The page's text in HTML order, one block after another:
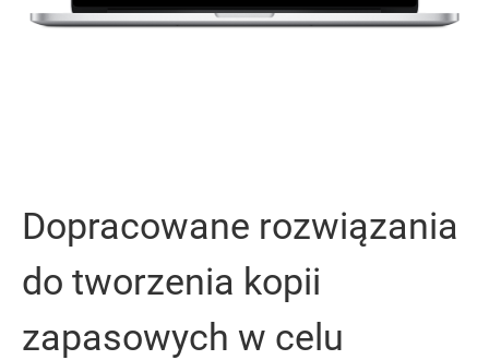
Dopracowane rozwiązania
do tworzenia kopii
zapasowych w celu